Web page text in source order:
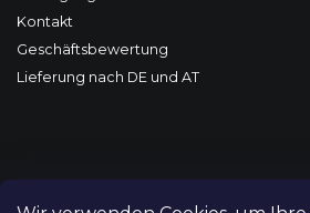
Kontakt
Geschäftsbewertung
Lieferung nach DE und AT